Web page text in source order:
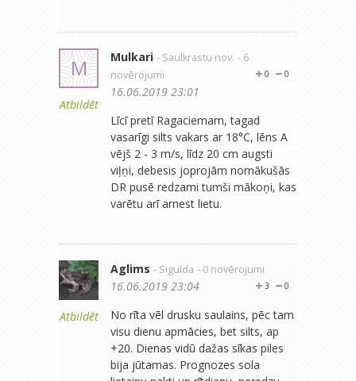
M
Atbildēt
Mulkari - Saulkrastu nov. - 6
novērojumi
0
0
16.06.2019 23:01
Līcī pretī Ragaciemam, tagad
vasarīgi silts vakars ar 18°C, lēns A
vējš 2 - 3 m/s, līdz 20 cm augsti
viļņi, debesis joprojām nomākušās
DR pusē redzami tumši mākoņi, kas
varētu arī arnest lietu.
Atbildēt
Aglims - Sigulda - 0 novērojumi
0
3
16.06.2019 23:04
No rīta vēl drusku saulains, pēc tam
visu dienu apmācies, bet silts, ap
+20. Dienas vidū dažas sīkas piles
bija jūtamas. Prognozes sola